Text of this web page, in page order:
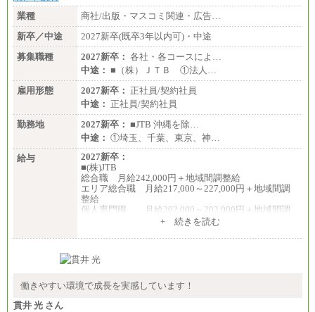
業種
商社/出版・マスコミ関連・広告…
新卒／中途
2027新卒(既卒3年以内可)・中途
募集職種
2027新卒： 各社・各コースによ…
中途： ■（株）ＪＴＢ ①法人…
雇用形態
2027新卒： 正社員/契約社員
中途： 正社員/契約社員
勤務地
2027新卒： ■JTB 沖縄を除…
中途： ①埼玉、千葉、東京、神…
給与
2027新卒：
■(株)JTB
総合職 月給242,000円＋地域間調整給
エリア総合職 月給217,000～227,000円＋地域間調
整給
個人専門職 月給202,000～202,000円＋地域間調
総合職 月給208,000～235,000円
※詳細はJTBキャリアサイトよりご確認ください。
+ 続きを読む
働きやすい環境で成長を実感しています！
貫井 光 さん